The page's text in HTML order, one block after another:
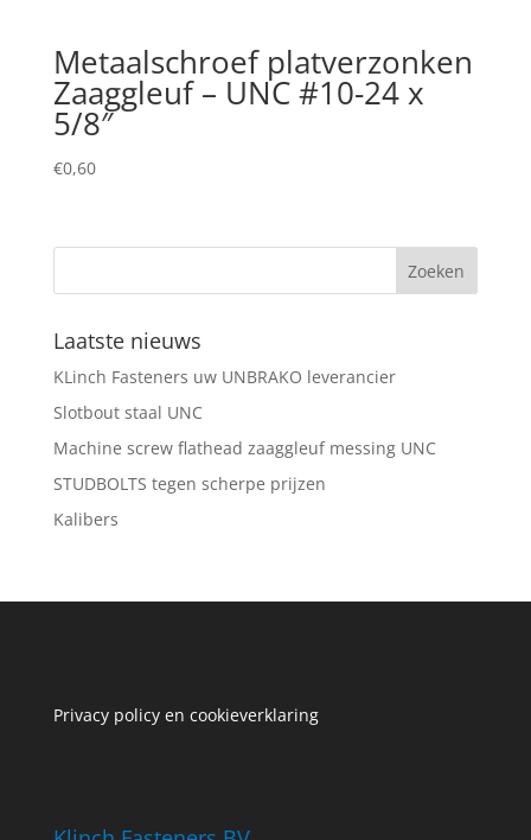
Metaalschroef platverzonken
Zaaggleuf – UNC #10-24 x
5/8″
€0,60
Laatste nieuws
KLinch Fasteners uw UNBRAKO leverancier
Slotbout staal UNC
Machine screw flathead zaaggleuf messing UNC
STUDBOLTS tegen scherpe prijzen
Kalibers
Privacy policy en cookieverklaring